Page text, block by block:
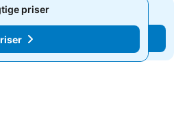
priser
priser
priser